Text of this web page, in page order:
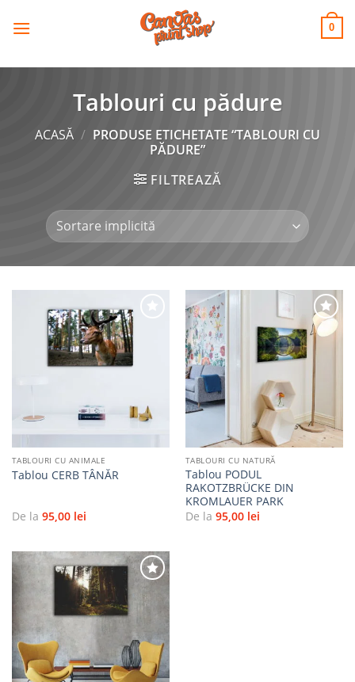
CANVAS
PRINT SHOP 0
Tablouri cu pădure
ACASĂ / PRODUSE ETICHETATE “TABLOURI CU
PĂDURE”
FILTREAZĂ
Adaugă
TABLOURI CU ANIMALE
Tablou CERB TÂNĂR
De la 95,00 lei
Adaugă
favorite
TABLOURI CU NATURĂ
Tablou PODUL
RAKOTZBRÜCKE DIN
KROMLAUER PARK
De la 95,00 lei
Adaugă
favorite